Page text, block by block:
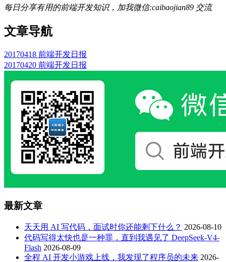
每日分享有用的前端开发知识，加我微信:caibaojian89 交流
文章导航
20170418 前端开发日报
20170420 前端开发日报
最新文章
天天用 AI 写代码，面试时你还能剩下什么？ 2026-08-10
代码写得太快也是一种罪，直到我遇见了 DeepSeek-V4-
Flash 2026-08-09
全程 AI 开发小游戏上线，我发现了程序员的未来 2026-